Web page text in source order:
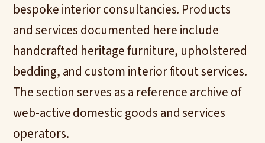
bespoke interior consultancies. Products
and services documented here include
handcrafted heritage furniture, upholstered
bedding, and custom interior fitout services.
The section serves as a reference archive of
web-active domestic goods and services
operators.